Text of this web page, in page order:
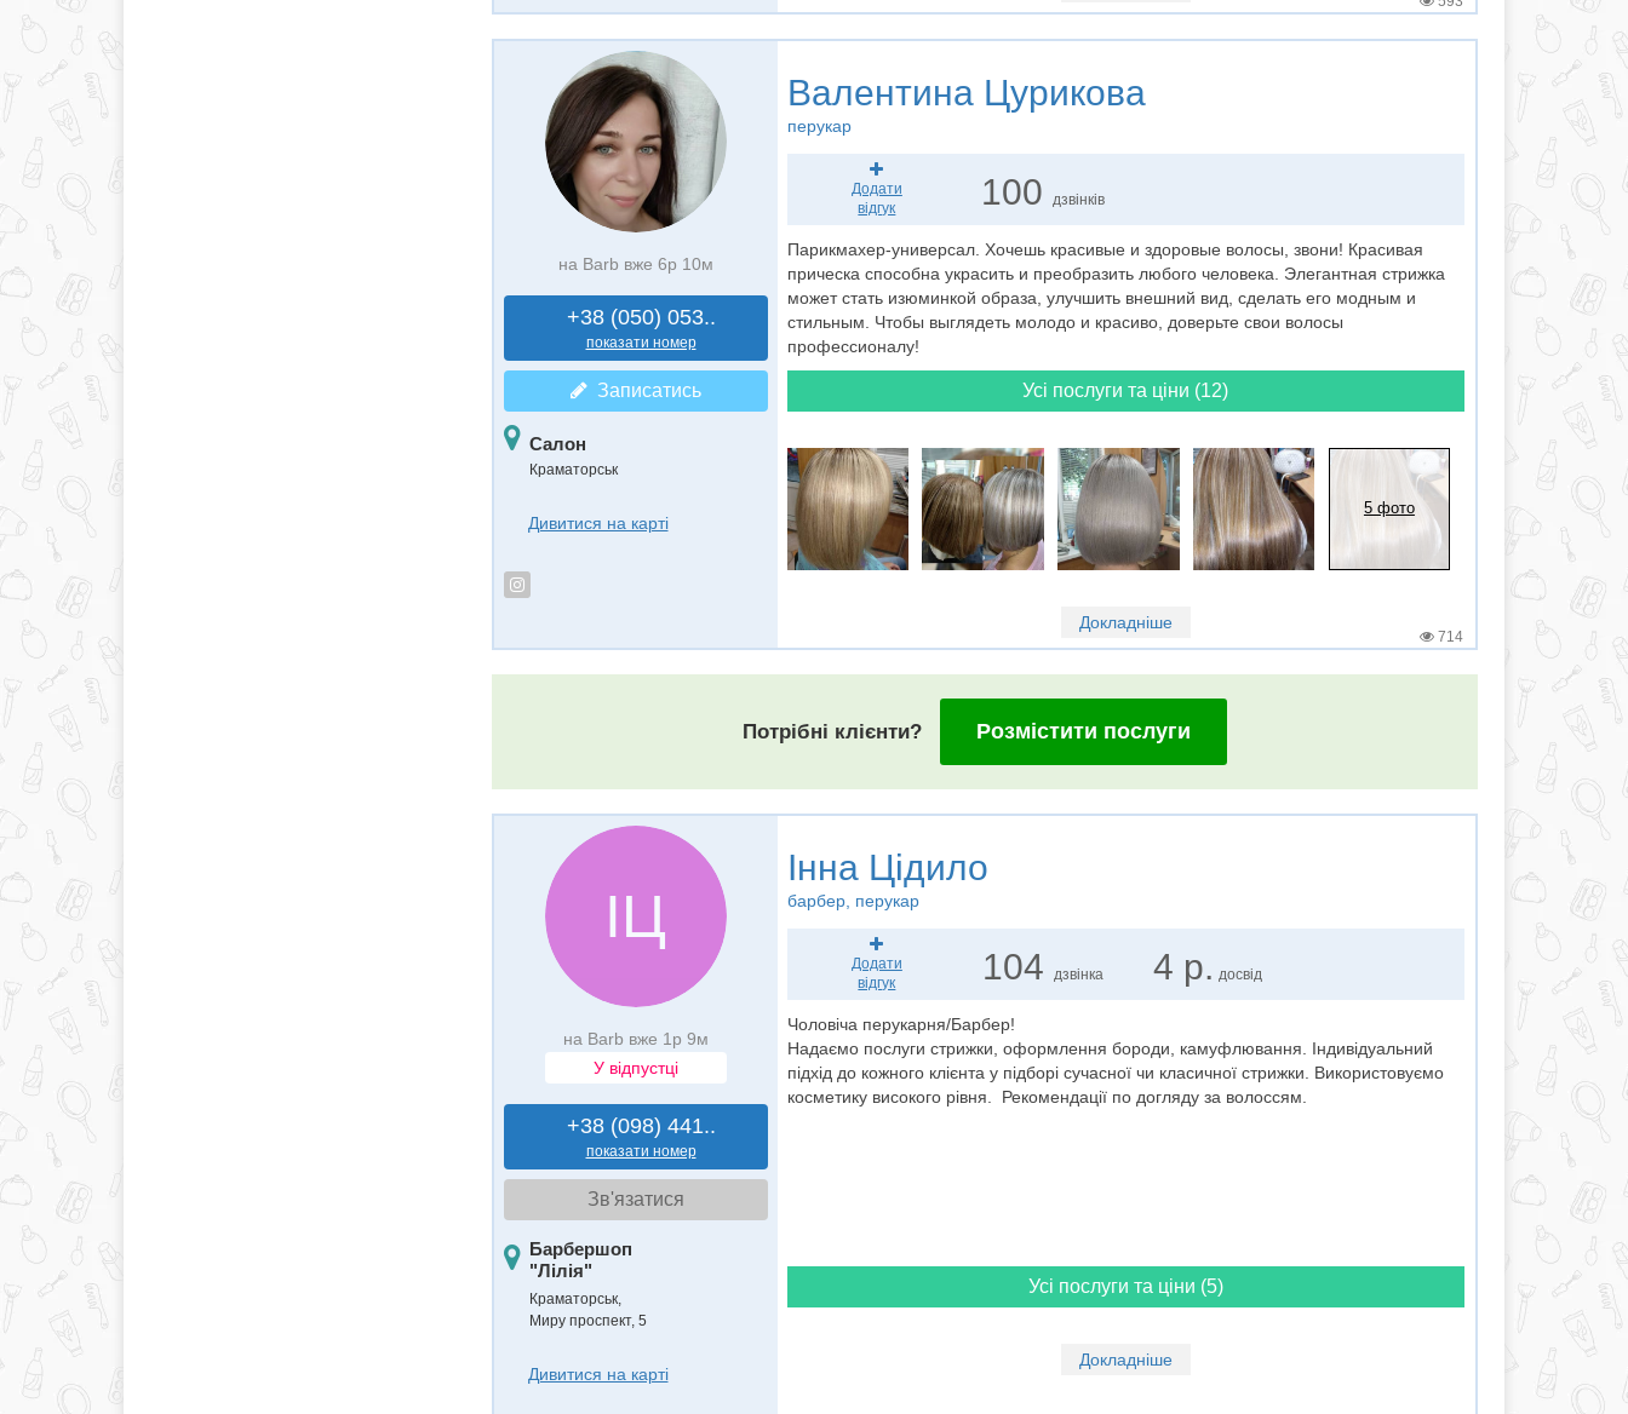
на Barb вже 6р 10м
+38 (050) 053..
показати номер
Записатись
Салон
Краматорськ
Дивитися на карті
Валентина Цурикова
перукар
Додати
відгук
100 дзвінків
Парикмахер-универсал. Хочешь красивые и здоровые волосы, звони! Красивая
прическа способна украсить и преобразить любого человека. Элегантная стрижка
может стать изюминкой образа, улучшить внешний вид, сделать его модным и
стильным. Чтобы выглядеть молодо и красиво, доверьте свои волосы
профессионалу!
Усі послуги та ціни (12)
5 фото
Докладніше
714
Потрібні клієнти? Розмістити послуги
ІЦ
на Barb вже 1р 9м
У відпустці
+38 (098) 441..
показати номер
Зв'язатися
Барбершоп
"Лілія"
Краматорськ,
Миру проспект, 5
Дивитися на карті
Інна Цідило
барбер, перукар
Додати
відгук
104 дзвінка 4 р. досвід
Чоловіча перукарня/Барбер!
Надаємо послуги стрижки, оформлення бороди, камуфлювання. Індивідуальний
підхід до кожного клієнта у підборі сучасної чи класичної стрижки. Використовуємо
косметику високого рівня. Рекомендації по догляду за волоссям.
Усі послуги та ціни (5)
Докладніше